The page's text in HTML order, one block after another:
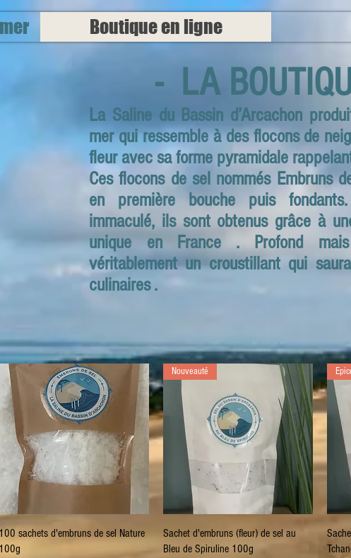
Boutique en ligne
- LA
La Saline du Bassin d’Arcachon
mer qui ressemble à des flocons de
fleur avec sa forme pyramidale
Ces flocons de sel nommés Embruns
en première bouche puis
immaculé, ils sont obtenus grâce à
unique en France . Profond
véritablement un croustillant qui
culinaires .
Quick View
sachets d'embruns de sel Nature
100g
Quick View
Nouveauté
Sachet d'embruns (fleur) de sel au
Bleu de Spiruline 100g